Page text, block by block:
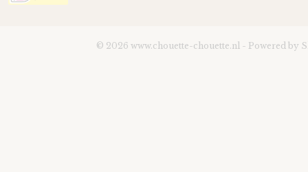
© 2026 www.chouette-chouette.nl - Powered by